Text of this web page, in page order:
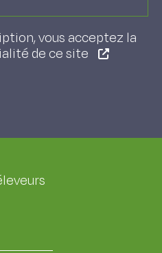
vous acceptez la
de ce site